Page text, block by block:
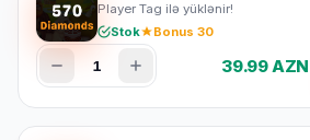
Player Tag ilə yüklənir!
Stok
Bonus 30
1 39.99 AZN